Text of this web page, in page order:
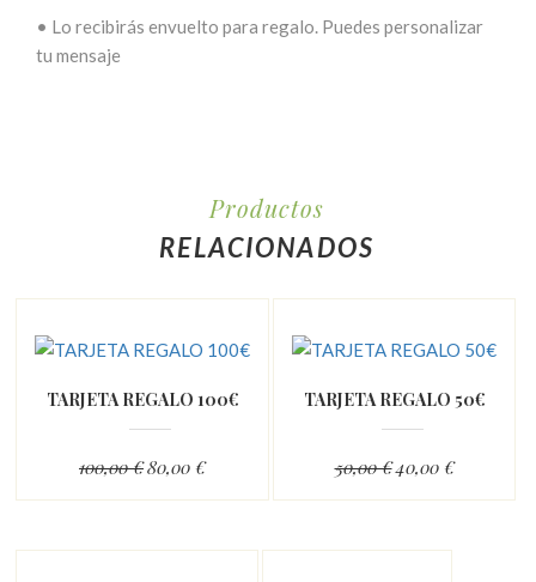
• Lo recibirás envuelto para regalo. Puedes personalizar
tu mensaje
Productos
RELACIONADOS
TARJETA REGALO 100€
100,00 €80,00 €
TARJETA REGALO 50€
50,00 €40,00 €